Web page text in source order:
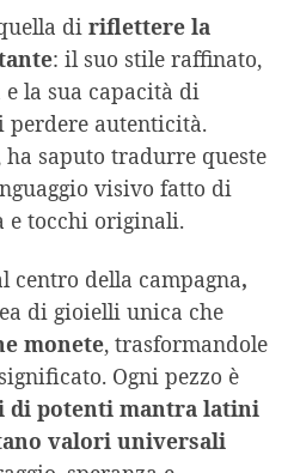
di riflettere la
: il suo stile raffinato,
la sua capacità di
perdere autenticità.
saputo tradurre queste
visivo fatto di
e tocchi originali.
centro della campagna,
di gioielli unica che
monete, trasformandole
Ogni pezzo è
di potenti mantra latini
valori universali